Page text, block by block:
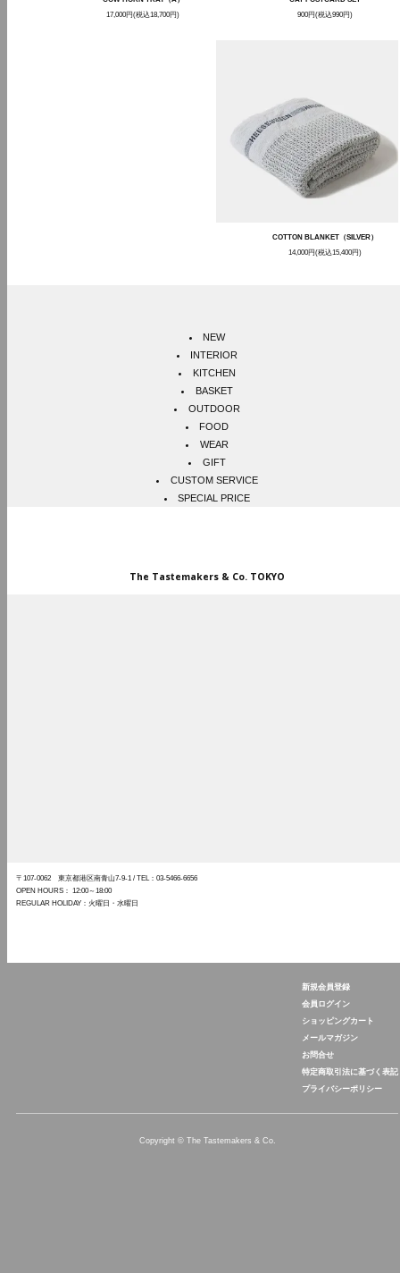
900円(税込990円)
17,000円(税込18,700円)
COTTON BLANKET（SILVER）
14,000円(税込15,400円)
NEW
INTERIOR
KITCHEN
BASKET
OUTDOOR
FOOD
WEAR
GIFT
CUSTOM SERVICE
SPECIAL PRICE
The Tastemakers & Co. TOKYO
〒107-0062 東京都港区南青山7-9-1 / TEL：03-5466-6656
OPEN HOURS： 12:00～18:00
REGULAR HOLIDAY：火曜日・水曜日
新規会員登録
会員ログイン
ショッピングカート
メールマガジン
お問合せ
特定商取引法に基づく表記
プライバシーポリシー
Copyright © The Tastemakers & Co.